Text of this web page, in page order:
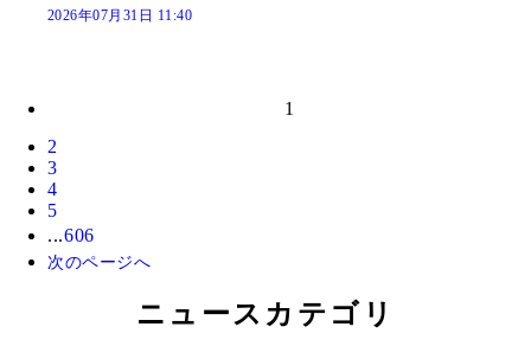
2026年07月31日 11:40
1
2
3
4
5
...606
次のページへ
ニュースカテゴリ